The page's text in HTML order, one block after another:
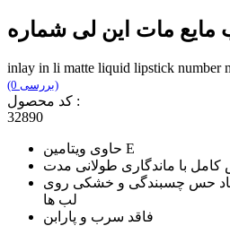
inlay in li matte liquid lipstick number
(0 بررسی)
کد محصول :
32890
حاوی ویتامین E
کامل با ماندگاری طولانی مدت
حس چسبندگی و خشکی روی
لب ها
فاقد سرب و پارابن